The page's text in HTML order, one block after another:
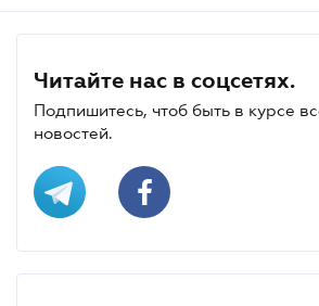
Читайте нас в соцсетях.
Подпишитесь, чтоб быть в курсе
новостей.